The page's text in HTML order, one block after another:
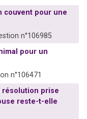
couvent pour une
n°106985
pour un
n°106471
résolution prise
reste-t-elle